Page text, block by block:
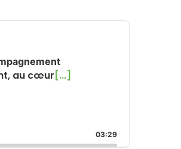
au cœur [...]
03:29